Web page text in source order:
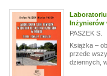
Inżynierów
PASZEK S.
Książka –
przede
dziennych,